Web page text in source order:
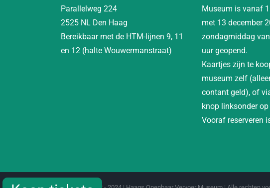
Parallelweg 224
2525 NL Den Haag
Bereikbaar met de HTM-lijnen 9, 11
en 12 (halte Wouwermanstraat)
Museum is vanaf
met 13 december
zondagmiddag
uur geopend.
Kaartjes zijn te
museum zelf
contant geld), of
knop linksonder
Vooraf reserveren